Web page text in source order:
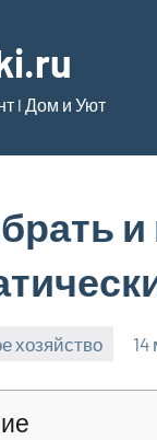
l Дом и Уют
хозяйство 14